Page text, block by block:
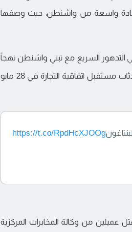
إشادة واسعة من واشنطن، حيث وصفها
التدهور السريع مع تبني واشنطن نهجاً
أكثر صرامة تجاه قضايا الأمن والفساد جنوب الحدود، تزامناً مع انطلاق محادثات مستقبل اتفاقية التجارة في 28 مايو
https://t.co/RpdHcXJOOg
عميلين من وكالة المخابرات المركزية